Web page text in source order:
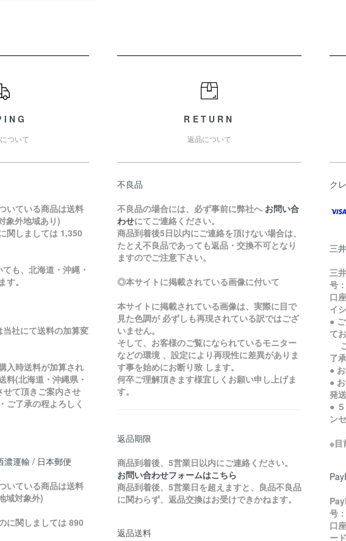
ついて
いている商品は送料
象外地域あり)
関しましては 1,350
も、北海道・沖縄・
。
当社にて送料の加算変
入時送料が加算され
料(北海道・沖縄県・
て頂きご案内させ
ご了承の程よろしく
濃運輸 / 日本郵便
いている商品は送料
域対象外)
に関しましては 890
RETURN
返品について
不良品
不良品の場合には、必ず事前に弊社へ お問い合
わせにてご連絡ください。
商品到着後5日以内にご連絡を頂けない場合は、
たとえ不良品であっても返品・交換不可となり
ますのでご注意下さい。
◎本サイトに掲載されている画像に付いて
本サイトに掲載されている画像は、実際に目で
見た色調が 必ずしも再現されている訳ではござ
いません。
そして、お客様のご覧になられているモニター
などの環境 、設定により再現性に差異がありま
す事を始めにお断り致 します。
何卒ご理解頂きます様宜しくお願い申し上げま
す。
返品期限
商品到着後、5営業日以内にご連絡ください。
お問い合わせフォームはこちら
商品到着後、5営業日を超えますと、良品不良品
に関わらず、返品交換はお受けできかねます。
返品送料
ク
三
三
号
口
イ
●
て
了
●
●
発
●
ン
※目
号
口
ー